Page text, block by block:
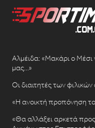
Αλμέιδα: «Μακάρι ο Μέσι
μας…»
Οι διαιτητές των
«Η ανοικτή προπόνηση
«Θα αλλάξει αρκετά